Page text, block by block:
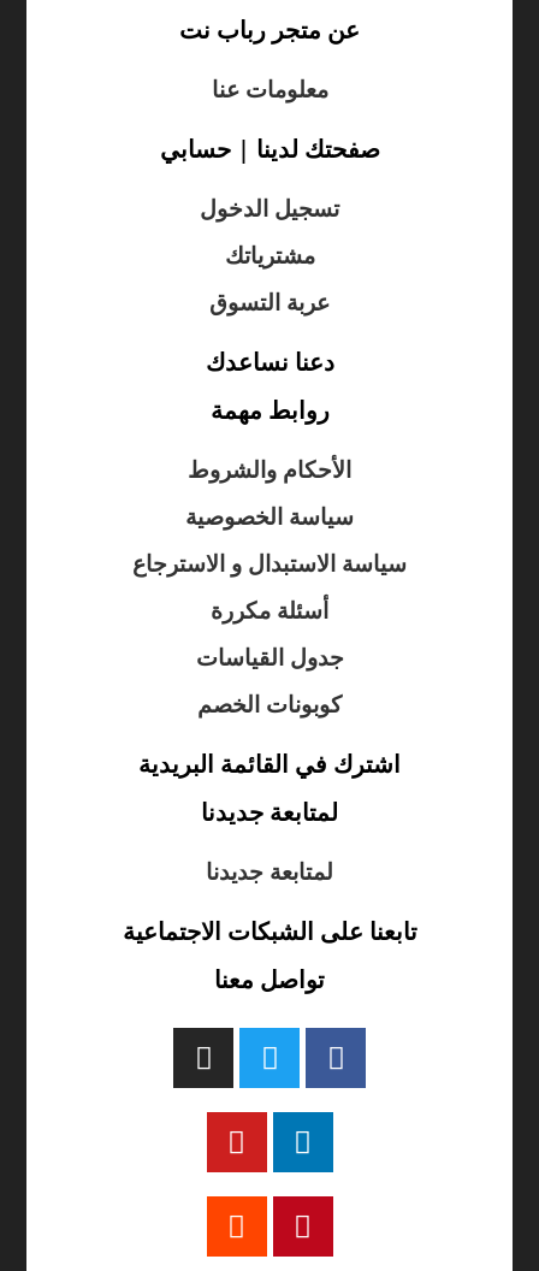
عن متجر رباب نت
معلومات عنا
صفحتك لدينا | حسابي
تسجيل الدخول
مشترياتك
عربة التسوق
دعنا نساعدك
روابط مهمة
الأحكام والشروط
سياسة الخصوصية
سياسة الاستبدال و الاسترجاع
أسئلة مكررة
جدول القياسات
كوبونات الخصم
اشترك في القائمة البريدية
لمتابعة جديدنا
لمتابعة جديدنا
تابعنا على الشبكات الاجتماعية
تواصل معنا